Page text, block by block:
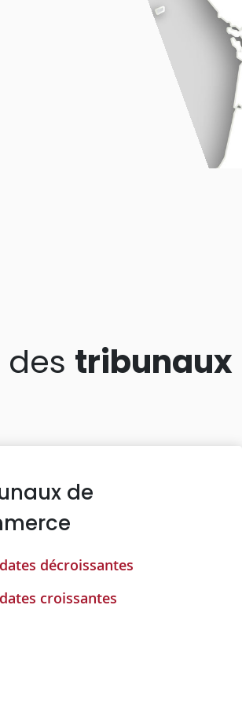
tribunaux
de
décroissantes
croissantes